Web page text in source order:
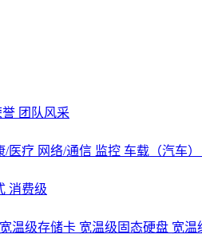
誉 团队风采
/医疗 网络/通信 监控 车载（汽车）
消费级
宽温级存储卡 宽温级固态硬盘 宽温